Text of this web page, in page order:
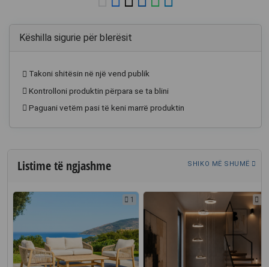
Këshilla sigurie për blerësit
Takoni shitësin në një vend publik
Kontrolloni produktin përpara se ta blini
Paguani vetëm pasi të keni marrë produktin
Listime të ngjashme SHIKO MË SHUMË
1